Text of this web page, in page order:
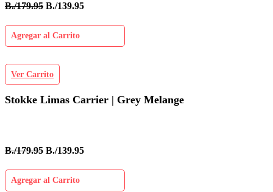
B./179.95 B./139.95
Agregar al Carrito
Ver Carrito
Stokke Limas Carrier | Grey Melange
B./179.95 B./139.95
Agregar al Carrito